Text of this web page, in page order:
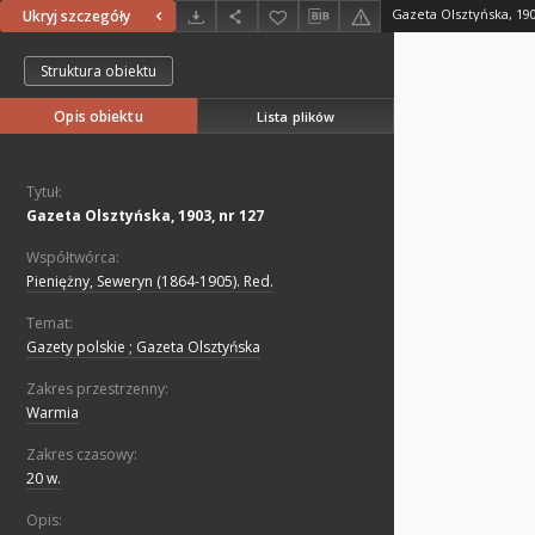
Ukryj szczegóły Gazeta Olsztyńska,
Struktura obiektu
Opis obiektu Lista plików
Tytuł:
Gazeta Olsztyńska, 1903, nr 127
Współtwórca:
Pieniężny, Seweryn (1864-1905). Red.
Temat:
Gazety polskie ; Gazeta Olsztyńska
Zakres przestrzenny:
Warmia
Zakres czasowy:
20 w.
Opis: